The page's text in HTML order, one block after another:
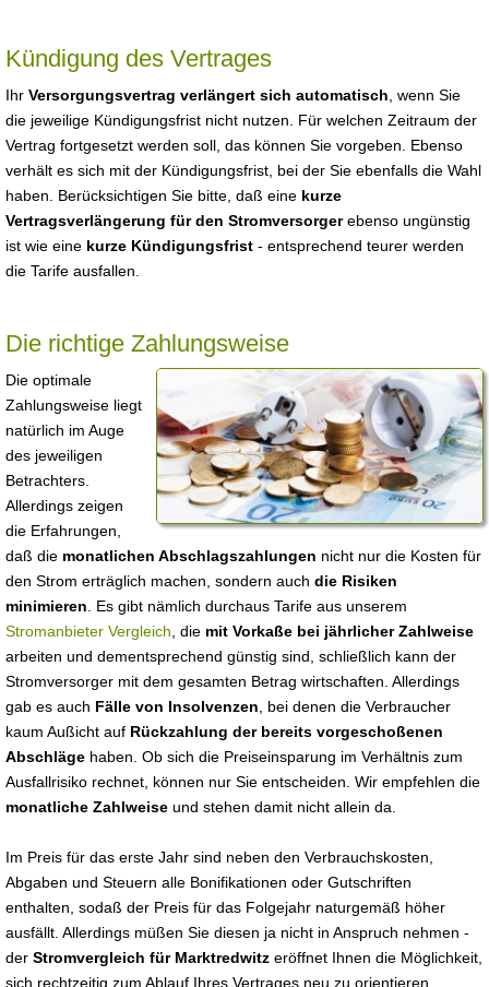
Kündigung des Vertrages
Ihr Versorgungsvertrag verlängert sich automatisch , wenn Sie
die jeweilige Kündigungsfrist nicht nutzen. Für welchen Zeitraum der
Vertrag fortgesetzt werden soll, das können Sie vorgeben. Ebenso
verhält es sich mit der Kündigungsfrist, bei der Sie ebenfalls die Wahl
haben. Berücksichtigen Sie bitte, daß eine kurze
Vertragsverlängerung für den Stromversorgerebenso ungünstig
ist wie eine kurze Kündigungsfrist - entsprechend teurer werden
die Tarife ausfallen.
Die richtige Zahlungsweise
Die optimale
Zahlungsweise liegt
natürlich im Auge
des jeweiligen
Betrachters.
Allerdings zeigen
die Erfahrungen,
daß die monatlichen Abschlagszahlungen nicht nur die Kosten für
den Strom erträglich machen, sondern auch die Risiken
minimieren . Es gibt nämlich durchaus Tarife aus unserem
Stromanbieter Vergleich , die mit Vorkaße bei jährlicher Zahlweise
arbeiten und dementsprechend günstig sind, schließlich kann der
Stromversorger mit dem gesamten Betrag wirtschaften. Allerdings
gab es auch Fälle von Insolvenzen , bei denen die Verbraucher
kaum Außicht auf Rückzahlung der bereits vorgeschoßenen
Abschläge haben. Ob sich die Preiseinsparung im Verhältnis zum
Ausfallrisiko rechnet, können nur Sie entscheiden. Wir empfehlen die
monatliche Zahlweise und stehen damit nicht allein da.
Im Preis für das erste Jahr sind neben den Verbrauchskosten,
Abgaben und Steuern alle Bonifikationen oder Gutschriften
enthalten, sodaß der Preis für das Folgejahr naturgemäß höher
ausfällt. Allerdings müßen Sie diesen ja nicht in Anspruch nehmen -
der Stromvergleich für Marktredwitz eröffnet Ihnen die Möglichkeit,
sich rechtzeitig zum Ablauf Ihres Vertrages neu zu orientieren.